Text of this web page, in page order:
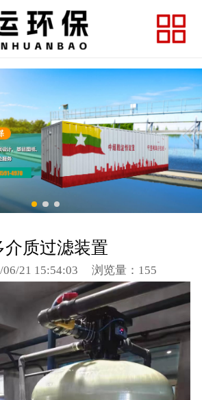
产品展示
工程案例
荣誉资质
介质过滤装置
21 15:54:03 浏览量：155